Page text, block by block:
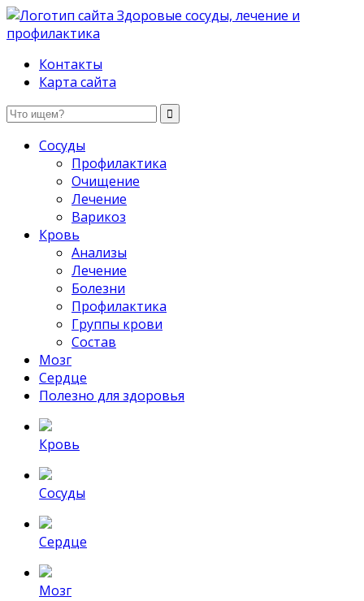
Здоровые сосуды, лечение и профилактика
Контакты
Карта сайта
Сосуды
Профилактика
Очищение
Лечение
Варикоз
Кровь
Анализы
Лечение
Болезни
Профилактика
Группы крови
Состав
Мозг
Сердце
Полезно для здоровья
Кровь
Сосуды
Сердце
Мозг